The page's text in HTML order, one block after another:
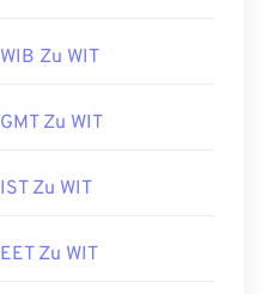
WIB Zu WIT
GMT Zu WIT
IST Zu WIT
EET Zu WIT